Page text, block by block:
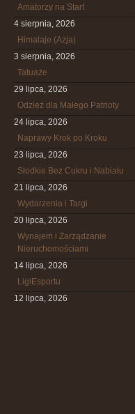
Amatorzy na Start
4 sierpnia, 2026
Himalaje (Azja)
3 sierpnia, 2026
Tatuaże
29 lipca, 2026
Odzież dla Małego Patrioty
24 lipca, 2026
Naprawy Krok po Kroku
23 lipca, 2026
Słodkie Bez Cukru i Nabiału
21 lipca, 2026
Wydarzenia i Targi
20 lipca, 2026
Wynajem i Zarządzanie
Nieruchomościami
14 lipca, 2026
LigiEsportu
12 lipca, 2026